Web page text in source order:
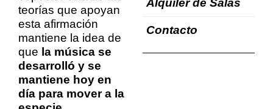
teorías que apoyan
esta afirmación
mantiene la idea de
que la música se
desarrolló y se
mantiene hoy en
día para mover a la
Alquiler de Salas
Contacto